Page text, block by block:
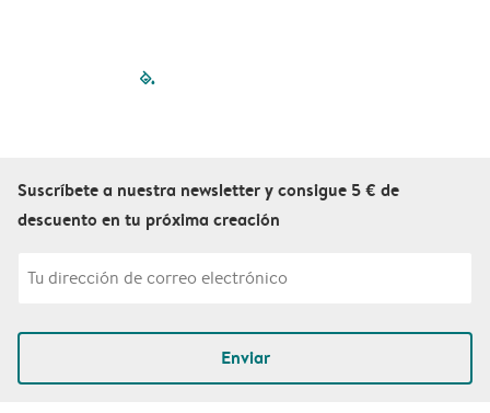
filled-pagination
Suscríbete a nuestra newsletter y consigue 5 € de
descuento en tu próxima creación
Enviar